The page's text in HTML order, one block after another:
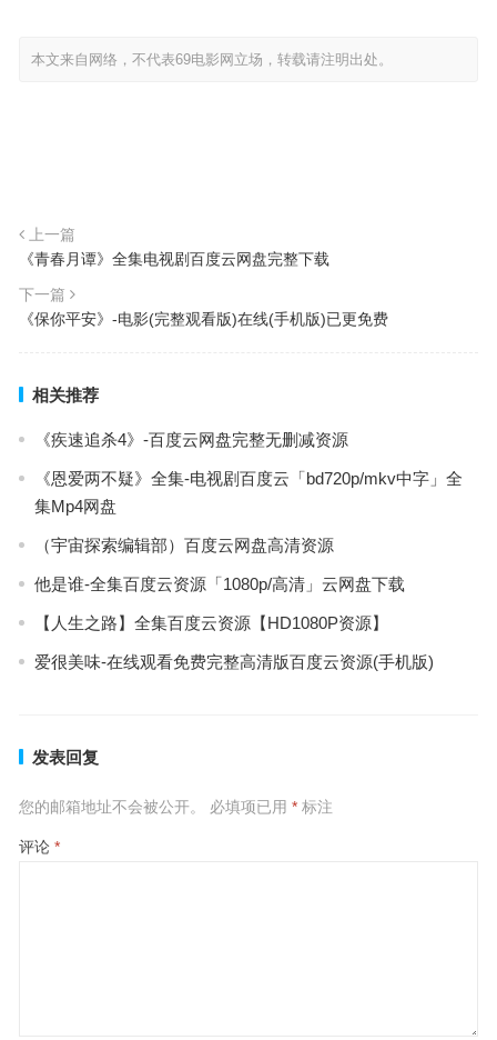
本文来自网络，不代表69电影网立场，转载请注明出处。
上一篇
《青春月谭》全集电视剧百度云网盘完整下载
下一篇
《保你平安》-电影(完整观看版)在线(手机版)已更免费
相关推荐
《疾速追杀4》-百度云网盘完整无删减资源
《恩爱两不疑》全集-电视剧百度云「bd720p/mkv中字」全
集Mp4网盘
（宇宙探索编辑部）百度云网盘高清资源
他是谁-全集百度云资源「1080p/高清」云网盘下载
【人生之路】全集百度云资源【HD1080P资源】
爱很美味-在线观看免费完整高清版百度云资源(手机版)
发表回复
您的邮箱地址不会被公开。 必填项已用 *标注
评论 *